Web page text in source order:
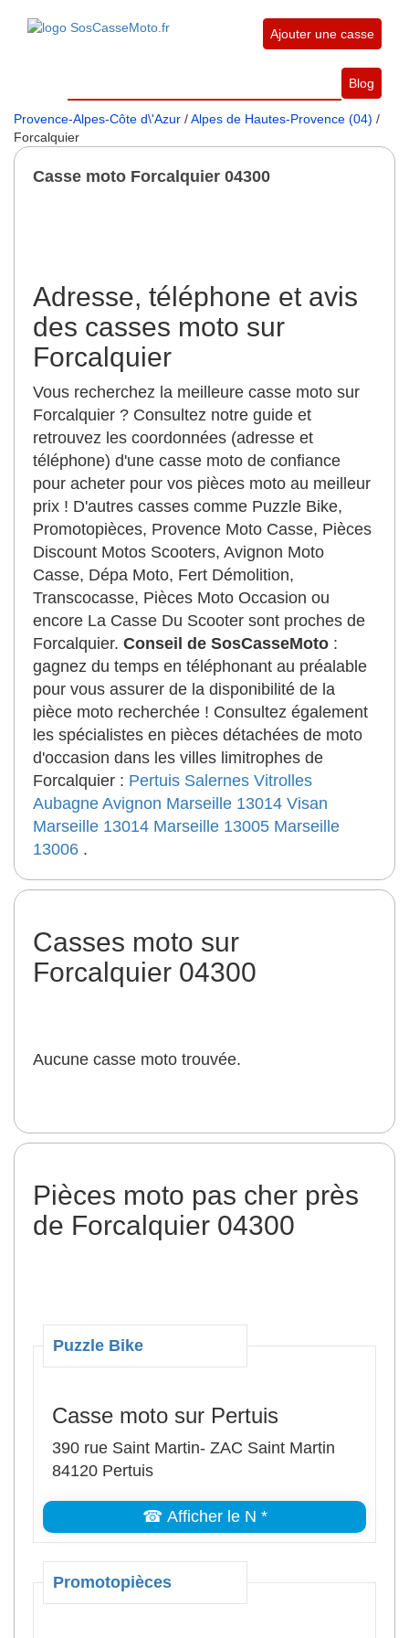
Ajouter une casse
Blog
Provence-Alpes-Côte d\'Azur /Alpes de Hautes-Provence (04) /
Forcalquier
Casse moto Forcalquier 04300
Adresse, téléphone et avis
des casses moto sur
Forcalquier
Vous recherchez la meilleure casse moto sur
Forcalquier ? Consultez notre guide et
retrouvez les coordonnées (adresse et
téléphone) d'une casse moto de confiance
pour acheter pour vos pièces moto au meilleur
prix ! D'autres casses comme Puzzle Bike,
Promotopièces, Provence Moto Casse, Pièces
Discount Motos Scooters, Avignon Moto
Casse, Dépa Moto, Fert Démolition,
Transcocasse, Pièces Moto Occasion ou
encore La Casse Du Scooter sont proches de
Forcalquier. Conseil de SosCasseMoto :
gagnez du temps en téléphonant au préalable
pour vous assurer de la disponibilité de la
pièce moto recherchée ! Consultez également
les spécialistes en pièces détachées de moto
d'occasion dans les villes limitrophes de
Forcalquier : Pertuis Salernes Vitrolles
Aubagne Avignon Marseille 13014 Visan
Marseille 13014 Marseille 13005 Marseille
13006 .
Casses moto sur
Forcalquier 04300
Aucune casse moto trouvée.
Pièces moto pas cher près
de Forcalquier 04300
Puzzle Bike
Casse moto sur Pertuis
390 rue Saint Martin- ZAC Saint Martin
84120 Pertuis
☎ Afficher le N *
Promotopièces